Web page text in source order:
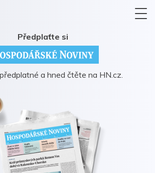
Předplaťte si
a hned čtěte na HN.cz.